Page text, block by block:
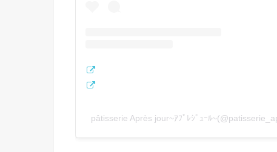
pâtisserie Après jour~ｱﾌﾟﾚｼﾞｭｰﾙ